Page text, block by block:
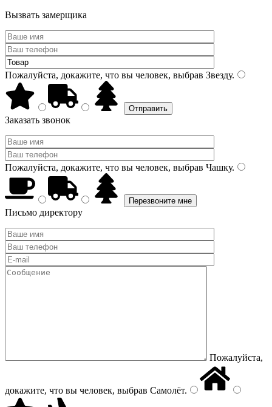
Вызвать замерщика
Пожалуйста, докажите, что вы человек, выбрав Звезду.
Заказать звонок
Пожалуйста, докажите, что вы человек, выбрав Чашку.
Письмо директору
Пожалуйста,
докажите, что вы человек, выбрав Самолёт.